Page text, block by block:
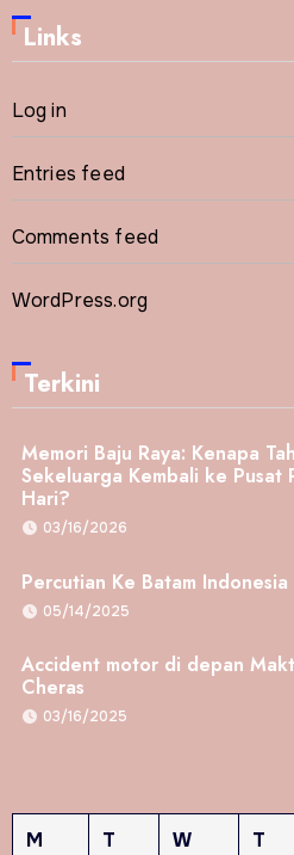
Links
Log in
Entries feed
Comments feed
WordPress.org
Terkini
Memori Baju Raya: Kenapa
Sekeluarga Kembali ke Pusat
Hari?
03/16/2026
Percutian Ke Batam Indonesia
05/14/2025
Accident motor di depan
Cheras
03/16/2025
M T W T